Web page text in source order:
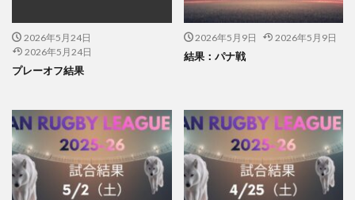
2026年5月24日
2026年5月24日
プレーオフ結果
2026年5月9日 2026年5月9日
結果：パナ戦